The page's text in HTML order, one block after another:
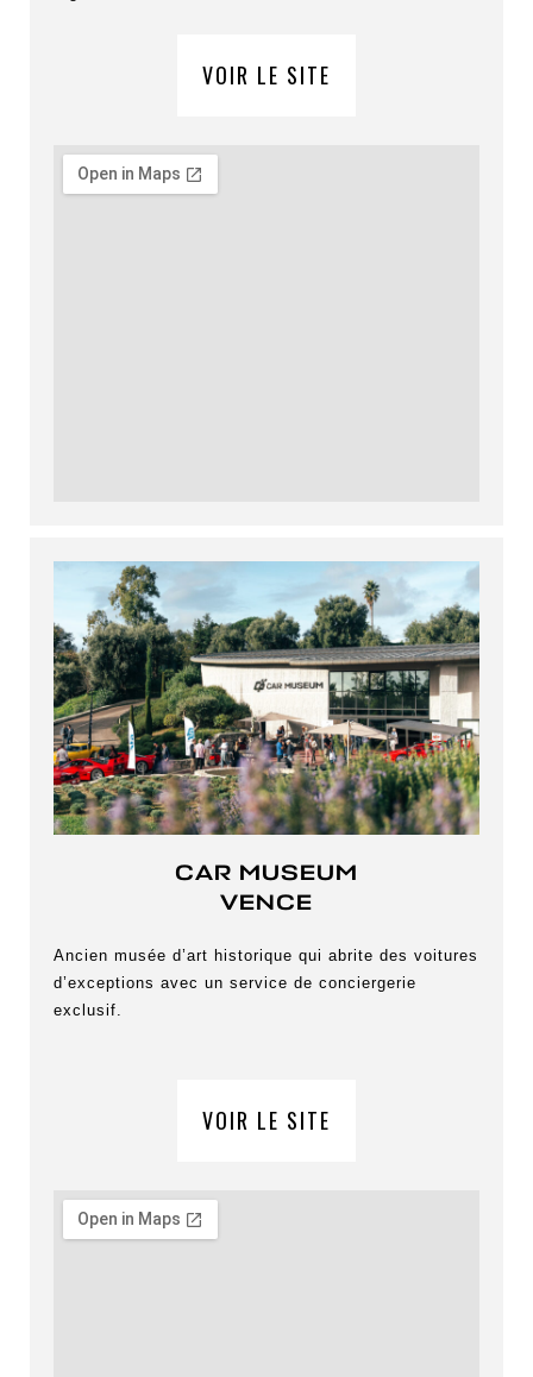
VOIR LE SITE
CAR MUSEUM
VENCE
Ancien musée d’art historique qui abrite des voitures
d’exceptions avec un service de conciergerie
exclusif.
VOIR LE SITE